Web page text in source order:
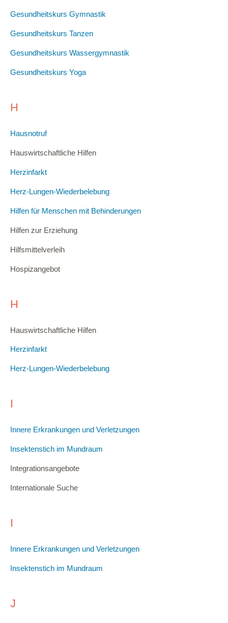
Gesundheitskurs Gymnastik
Gesundheitskurs Tanzen
Gesundheitskurs Wassergymnastik
Gesundheitskurs Yoga
H
Hausnotruf
Hauswirtschaftliche Hilfen
Herzinfarkt
Herz-Lungen-Wiederbelebung
Hilfen für Menschen mit Behinderungen
Hilfen zur Erziehung
Hilfsmittelverleih
Hospizangebot
H
Hauswirtschaftliche Hilfen
Herzinfarkt
Herz-Lungen-Wiederbelebung
Innere Erkrankungen und Verletzungen
Insektenstich im Mundraum
Integrationsangebote
Internationale Suche
I
Innere Erkrankungen und Verletzungen
Insektenstich im Mundraum
J